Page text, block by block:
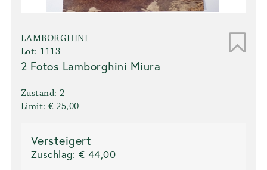
LAMBORGHINI
Lot: 1113
2 Fotos Lamborghini Miura
-
Zustand: 2
Limit: € 25,00
Versteigert
Zuschlag: € 44,00